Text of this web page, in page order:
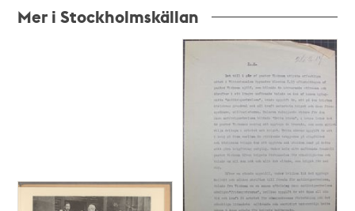
Mer i Stockholmskällan